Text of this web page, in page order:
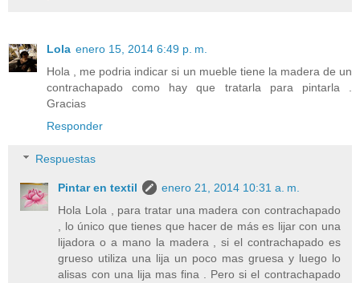
Lola enero 15, 2014 6:49 p. m.
Hola , me podria indicar si un mueble tiene la madera de un
contrachapado como hay que tratarla para pintarla .
Gracias
Responder
Respuestas
Pintar en textil
enero 21, 2014 10:31 a. m.
Hola Lola , para tratar una madera con contrachapado
, lo único que tienes que hacer de más es lijar con una
lijadora o a mano la madera , si el contrachapado es
grueso utiliza una lija un poco mas gruesa y luego lo
alisas con una lija mas fina . Pero si el contrachapado